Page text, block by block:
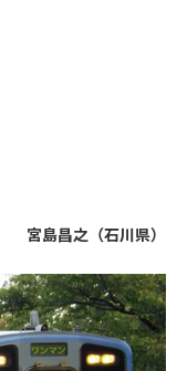
宮島昌之（石川県）